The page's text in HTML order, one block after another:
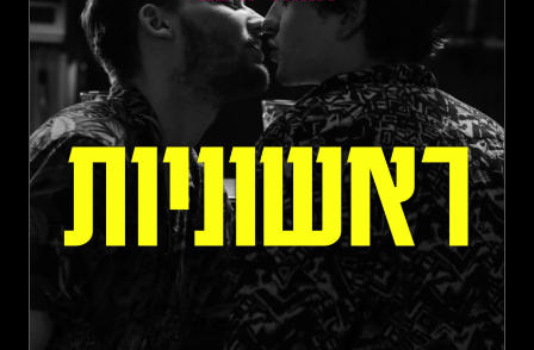
round-taylor-swift